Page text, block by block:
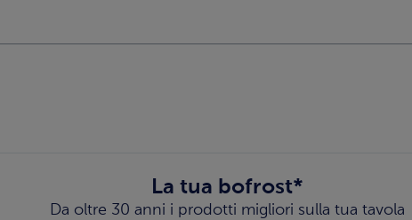
La tua bofrost*
Da oltre 30 anni i prodotti migliori sulla tua tavola